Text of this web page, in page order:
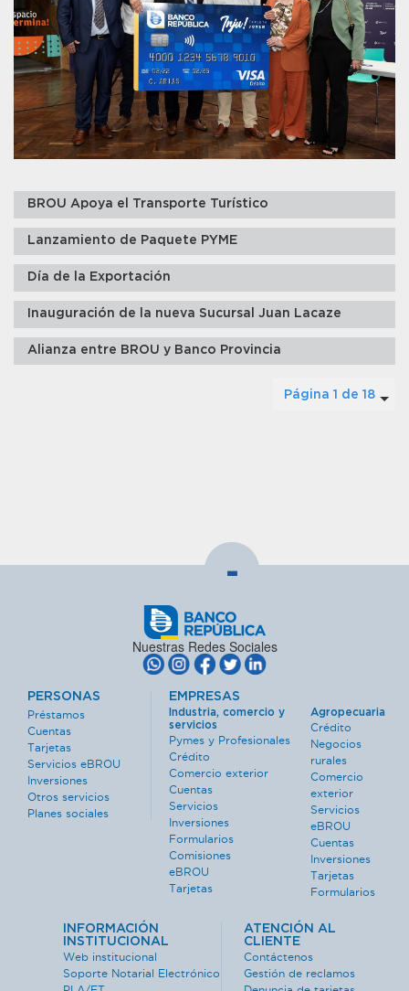
BROU Apoya el Transporte Turístico
Lanzamiento de Paquete PYME
Día de la Exportación
Inauguración de la nueva Sucursal Juan Lacaze
Alianza entre BROU y Banco Provincia
Página 1 de 18
-
Nuestras Redes Sociales
PERSONAS
Préstamos
Cuentas
Tarjetas
Servicios eBROU
Inversiones
Otros servicios
Planes sociales
EMPRESAS
Industria, comercio y
servicios
Pymes y Profesionales
Crédito
Comercio exterior
Cuentas
Servicios
Inversiones
Formularios
Comisiones
eBROU
Tarjetas
Agropecuaria
Crédito
Negocios
rurales
Comercio
exterior
Servicios
eBROU
Cuentas
Inversiones
Tarjetas
Formularios
INFORMACIÓN
INSTITUCIONAL
Web institucional
Soporte Notarial Electrónico
ATENCIÓN AL
CLIENTE
Contáctenos
Gestión de reclamos